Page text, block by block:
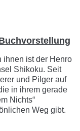
ihnen ist der Henro
Shikoku. Seit
und Pilger auf
in ihrem gerade
Nichts“
Weg gibt.